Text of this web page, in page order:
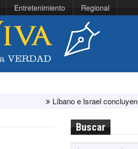
Entretenimiento Regional
Líbano e Israel concluyen "antes de lo
Buscar